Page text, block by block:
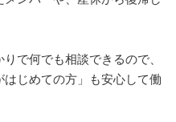
で何でも相談できるので、
はじめての方」も安心して働